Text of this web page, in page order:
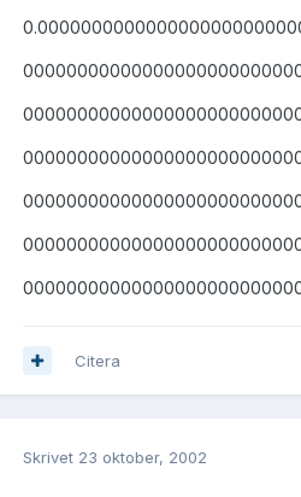
Citera
Skrivet 23 oktober, 2002